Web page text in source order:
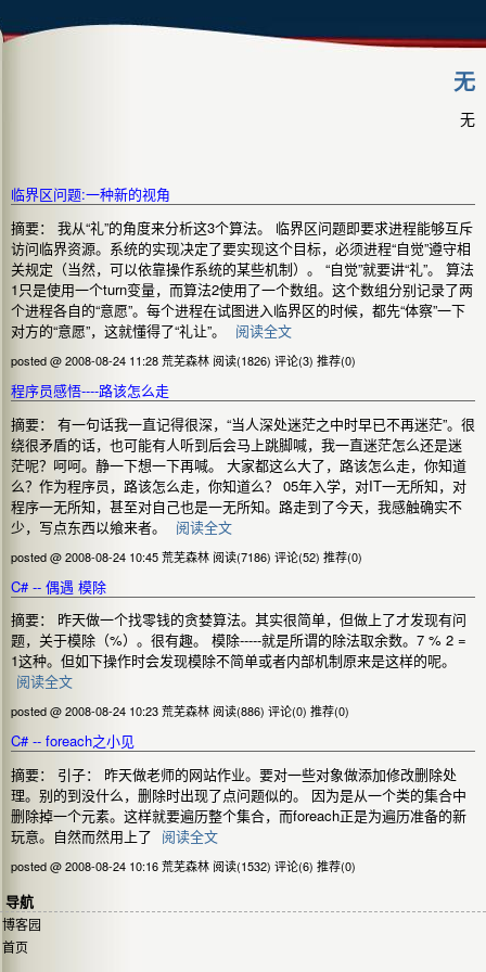
无
无
临界区问题:一种新的视角
摘要： 我从“礼”的角度来分析这3个算法。 临界区问题即要求进程能够互斥
访问临界资源。系统的实现决定了要实现这个目标，必须进程“自觉”遵守相
关规定（当然，可以依靠操作系统的某些机制）。 “自觉”就要讲“礼”。 算法
1只是使用一个turn变量，而算法2使用了一个数组。这个数组分别记录了两
个进程各自的“意愿”。每个进程在试图进入临界区的时候，都先“体察”一下
对方的“意愿”，这就懂得了“礼让”。
阅读全文
posted @ 2008-08-24 11:28 荒芜森林 阅读(1826) 评论(3) 推荐(0)
程序员感悟----路该怎么走
摘要： 有一句话我一直记得很深，“当人深处迷茫之中时早已不再迷茫”。很
绕很矛盾的话，也可能有人听到后会马上跳脚喊，我一直迷茫怎么还是迷
茫呢？呵呵。静一下想一下再喊。 大家都这么大了，路该怎么走，你知道
么？作为程序员，路该怎么走，你知道么？ 05年入学，对IT一无所知，对
程序一无所知，甚至对自己也是一无所知。路走到了今天，我感触确实不
少，写点东西以飨来者。
阅读全文
posted @ 2008-08-24 10:45 荒芜森林 阅读(7186) 评论(52) 推荐(0)
C# -- 偶遇 模除
摘要： 昨天做一个找零钱的贪婪算法。其实很简单，但做上了才发现有问
题，关于模除（%）。很有趣。 模除-----就是所谓的除法取余数。7 % 2 =
1这种。但如下操作时会发现模除不简单或者内部机制原来是这样的呢。
阅读全文
posted @ 2008-08-24 10:23 荒芜森林 阅读(886) 评论(0) 推荐(0)
C# -- foreach之小见
摘要： 引子： 昨天做老师的网站作业。要对一些对象做添加修改删除处
理。别的到没什么，删除时出现了点问题似的。 因为是从一个类的集合中
删除掉一个元素。这样就要遍历整个集合，而foreach正是为遍历准备的新
玩意。自然而然用上了 阅读全文
posted @ 2008-08-24 10:16 荒芜森林 阅读(1532) 评论(6) 推荐(0)
导航
博客园
首页